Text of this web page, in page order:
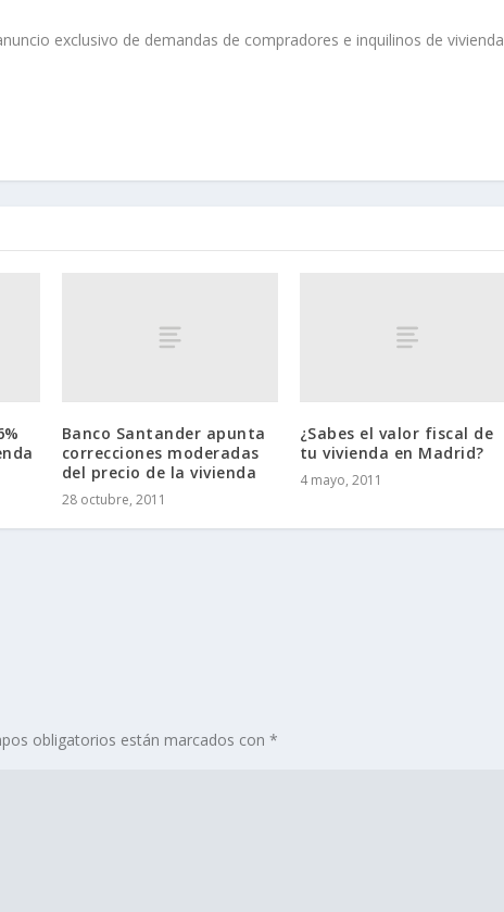
exclusivo de demandas de compradores e inquilinos de vivienda
Banco Santander apunta
correcciones moderadas
del precio de la vivienda
28 octubre, 2011
¿Sabes el valor fiscal de
tu vivienda en Madrid?
4 mayo, 2011
obligatorios están marcados con*